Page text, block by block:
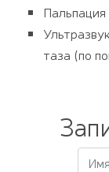
таза (по